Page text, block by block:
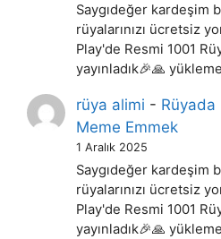
Saygıdeğer kardeşim
rüyalarınızı ücretsiz
Play'de Resmi 1001
yayınladık🎉🙏
rüya alimi - Rüyada
Meme Emmek
1 Aralık 2025
Saygıdeğer kardeşim
rüyalarınızı ücretsiz
Play'de Resmi 1001
yayınladık🎉🙏